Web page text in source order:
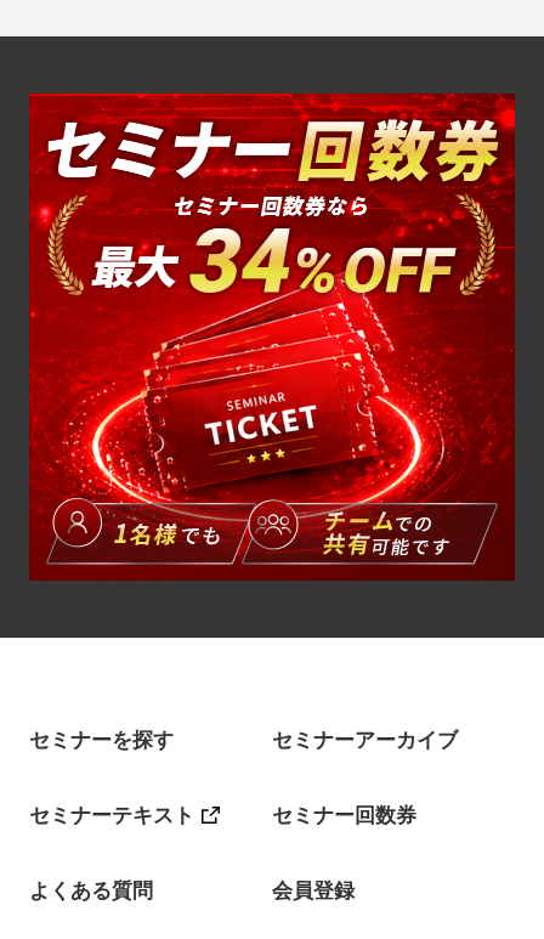
セミナーを探す セミナーアーカイブ
セミナーテキスト セミナー回数券
よくある質問 会員登録